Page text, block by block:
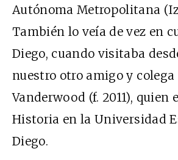
Autónoma Metropolitana
También lo veía de vez en
Diego, cuando visitaba
nuestro otro amigo y
Vanderwood (f. 2011), quien
Historia en la Universidad
Diego.